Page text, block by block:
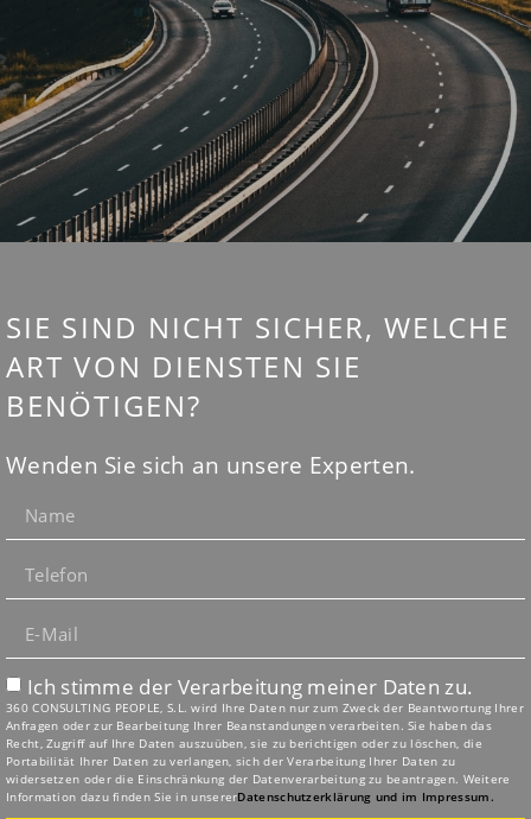
SIE SIND NICHT SICHER, WELCHE
ART VON DIENSTEN SIE
BENÖTIGEN?
Wenden Sie sich an unsere Experten.
Ich stimme der Verarbeitung meiner Daten zu.
360 CONSULTING PEOPLE, S.L. wird Ihre Daten nur zum Zweck der Beantwortung Ihrer
Anfragen oder zur Bearbeitung Ihrer Beanstandungen verarbeiten. Sie haben das
Recht, Zugriff auf Ihre Daten auszuüben, sie zu berichtigen oder zu löschen, die
Portabilität Ihrer Daten zu verlangen, sich der Verarbeitung Ihrer Daten zu
widersetzen oder die Einschränkung der Datenverarbeitung zu beantragen. Weitere
Information dazu finden Sie in unsererDatenschutzerklärung und im Impressum.